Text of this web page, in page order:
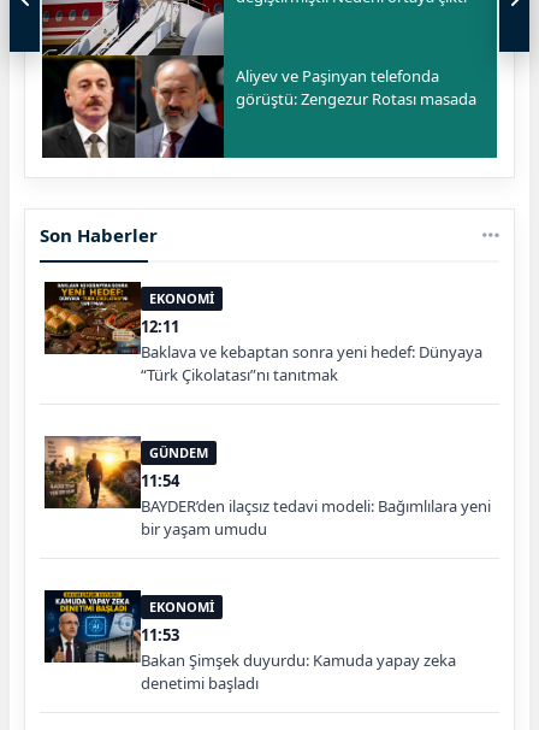
Aliyev ve Paşinyan telefonda
görüştü: Zengezur Rotası masada
Son Haberler
EKONOMİ
12:11
Baklava ve kebaptan sonra yeni hedef: Dünyaya
“Türk Çikolatası”nı tanıtmak
GÜNDEM
11:54
BAYDER’den ilaçsız tedavi modeli: Bağımlılara yeni
bir yaşam umudu
EKONOMİ
11:53
Bakan Şimşek duyurdu: Kamuda yapay zeka
denetimi başladı